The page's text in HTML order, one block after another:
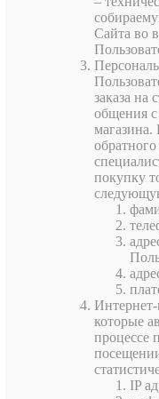
Сайта во
заказа на
общения
магазина.
обратного
покупку
которые
процессе
IP